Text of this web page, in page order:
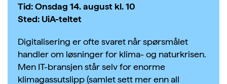
Tid: Onsdag 14. august kl. 10
Sted: UiA-teltet
Digitalisering er ofte svaret når spørsmålet
handler om løsninger for klima- og naturkrisen.
Men IT-bransjen står selv for enorme
klimagassutslipp (samlet sett mer enn all